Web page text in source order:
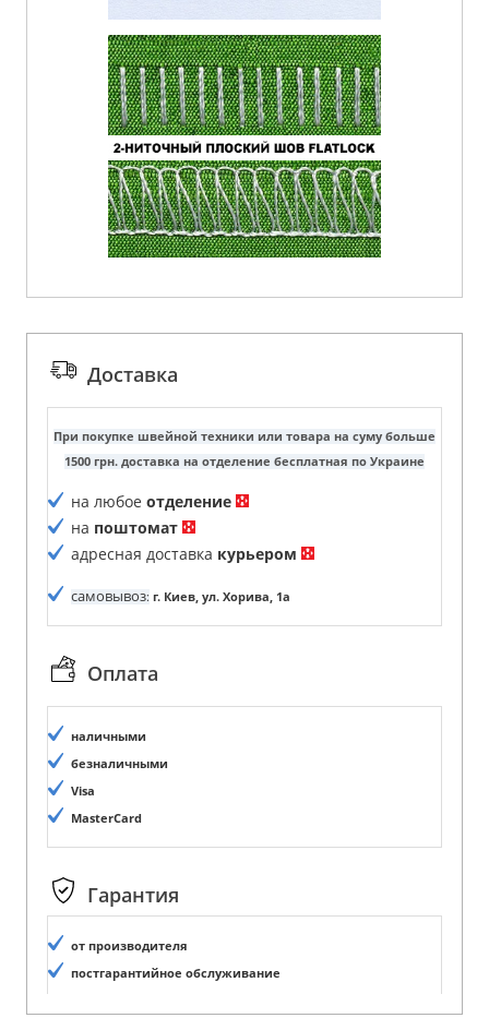
Доставка
При покупке швейной техники или товара на суму больше
1500 грн. доставка на отделение бесплатная по Украине
на любое отделение
на поштомат
адресная доставка курьером
самовывоз: г. Киев, ул. Хорива, 1а
Оплата
наличными
безналичными
Visa
MasterCard
Гарантия
от производителя
постгарантийное обслуживание